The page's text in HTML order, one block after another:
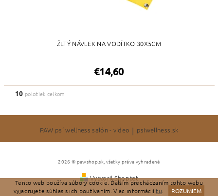
ŽLTÝ NÁVLEK NA VODÍTKO 30X5CM
€14,60
10 položiek celkom
PAW psí wellness salón - video | psiwellness.sk
2026 © pawshop.sk, všetky práva vyhradené
Vytvoril Shoptet
Tento web používa súbory cookie. Ďalším prechádzaním tohto webu
vyjadrujete súhlas s ich používaním. Viac informácií tu ROZUMIEM